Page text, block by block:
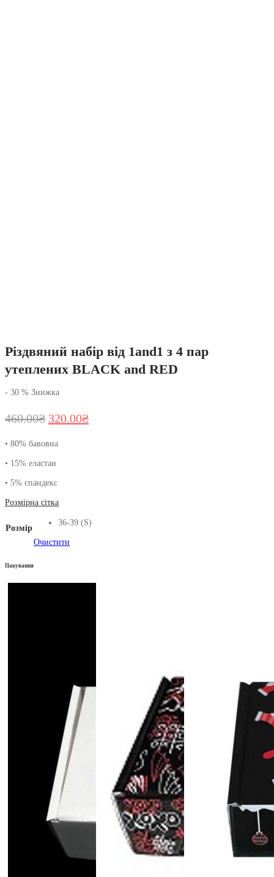
Різдвяний набір від 1and1 з 4 пар
утеплених BLACK and RED
- 30 % Знижка
460.00₴ Оригінальна
460.00₴.
320.00₴Поточна
• 80% бавовна
• 15% еластан
• 5% спандекс
Розмірна сітка
Розмір
36-39 (S)
Очистити
Пакування